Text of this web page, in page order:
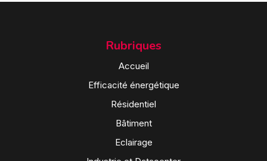
Rubriques
Accueil
Efficacité énergétique
Résidentiel
Bâtiment
Eclairage